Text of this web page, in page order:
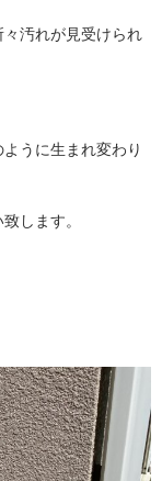
汚れが見受けられ
うに生まれ変わり
します。